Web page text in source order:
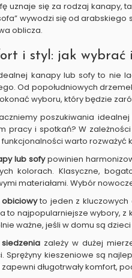
uznaje się za rodzaj kanapy,
wywodzi się od arabskiego
oblicza.
i styl: jak
kanapy lub sofy to nie
Od popołudniowych
wyboru, który będzie
poszukiwania idealnej
pracy i spotkań? W
warto rozważyć
lub sofypowinien
kolorach. Klasyczne,
materiałami. Wybór
obiciowyto jeden z kluczowych
to najpopularniejsze wybory, z
ważne, jeśli w domu są
zależy w dużej
Sprężyny kieszeniowe są
długotrwały komfort,